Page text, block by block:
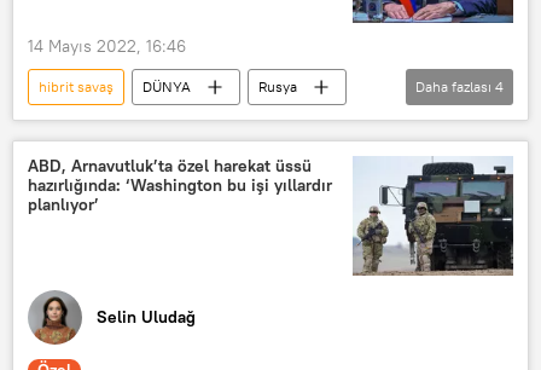
14 Mayıs 2022, 16:46
hibrit savaş DÜNYA
Rusya
Sergey Lavrov
hibrit
Ukrayna
Avrupa Birliği
Daha fazlası 4
ABD, Arnavutluk’ta özel harekat üssü
hazırlığında: ‘Washington bu işi yıllardır
planlıyor’
Selin Uludağ